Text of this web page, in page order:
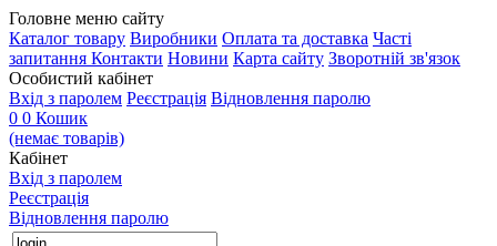
Головне меню сайту
Каталог товару Виробники Оплата та доставка Часті
запитання Контакти Новини Карта сайту Зворотній зв'язок
Особистий кабінет
Вхід з паролем Реєстрація Відновлення паролю
0 0 Кошик
(немає товарів)
Кабінет
Вхід з паролем
Реєстрація
Відновлення паролю